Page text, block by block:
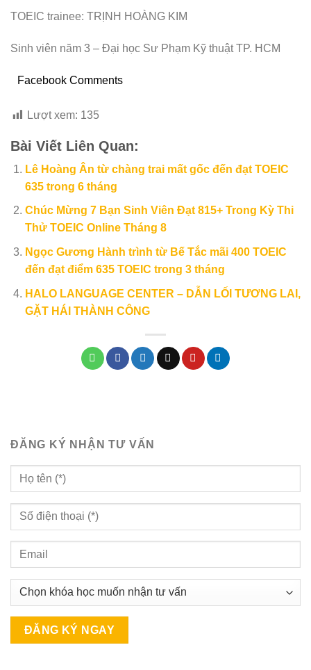
TOEIC trainee: TRỊNH HOÀNG KIM
Sinh viên năm 3 – Đại học Sư Phạm Kỹ thuật TP. HCM
Facebook Comments
Lượt xem: 135
Bài Viết Liên Quan:
Lê Hoàng Ân từ chàng trai mất gốc đến đạt TOEIC
635 trong 6 tháng
Chúc Mừng 7 Bạn Sinh Viên Đạt 815+ Trong Kỳ Thi
Thử TOEIC Online Tháng 8
Ngọc Gương Hành trình từ Bế Tắc mãi 400 TOEIC
đến đạt điểm 635 TOEIC trong 3 tháng
HALO LANGUAGE CENTER – DẪN LỐI TƯƠNG LAI,
GẶT HÁI THÀNH CÔNG
ĐĂNG KÝ NHẬN TƯ VẤN